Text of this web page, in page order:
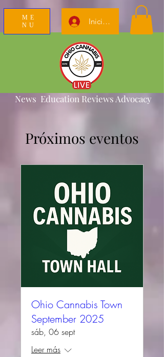
ME
NU
Iniciar sesión
News Education Reviews Advocacy
Próximos eventos
Ohio Cannabis Town
September 2025
sáb, 06 sept
Leer más